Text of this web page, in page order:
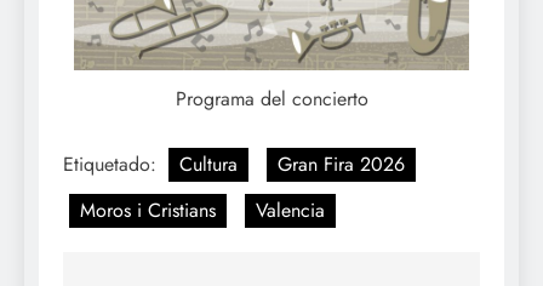
Programa del concierto
Etiquetado: Cultura
Gran Fira 2026
Moros i Cristians
Valencia